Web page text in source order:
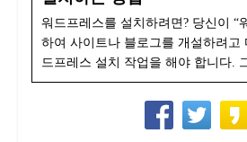
워드프레스를 설치하려면? 당신이 “
하여 사이트나 블로그를 개설하려고
드프레스 설치 작업을 해야 합니다.